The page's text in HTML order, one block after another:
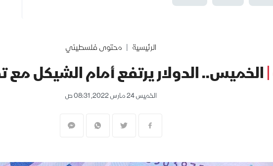
الرئيسية محتوى فلسطيني
الخميس.. الدولار يرتفع أمام الشيكل مع
الخميس 24 مارس 2022, 08:31 ص